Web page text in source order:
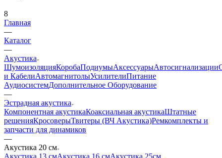
8
Главная
—
Каталог
—
Акустика
ШумоизоляцияКоробаПодиумыАксессуарыАвтосигнализации
и КабелиАвтомагнитолыУсилителиПитание
АудиосистемДополнительное Оборудование
—
Эстрадная акустика
Компонентная акустикаКоаксиальная акустикаШтатные
решенияКросоверыТвитеры (ВЧ Акустика)Ремкомплекты и
запчасти для динамиков
—
Акустика 20 см